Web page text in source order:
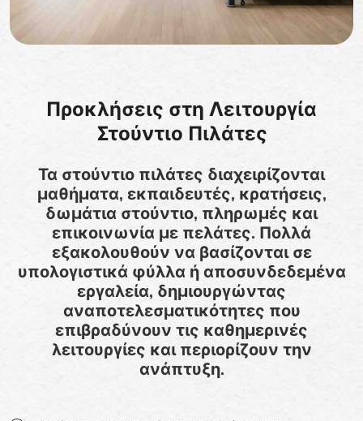
Προκλήσεις στη Λειτουργία
Στούντιο Πιλάτες
Τα στούντιο πιλάτες διαχειρίζονται
μαθήματα, εκπαιδευτές, κρατήσεις,
δωμάτια στούντιο, πληρωμές και
επικοινωνία με πελάτες. Πολλά
εξακολουθούν να βασίζονται σε
υπολογιστικά φύλλα ή αποσυνδεδεμένα
εργαλεία, δημιουργώντας
αναποτελεσματικότητες που
επιβραδύνουν τις καθημερινές
λειτουργίες και περιορίζουν την
ανάπτυξη.